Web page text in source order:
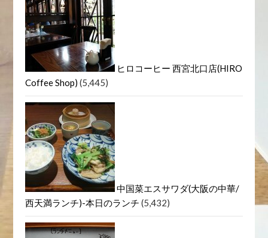
ヒロコーヒー 西宮北口店(HIRO
Coffee Shop) (5,445)
中国菜エスサワダ(大阪の中華/
西天満ランチ)-本日のランチ (5,432)